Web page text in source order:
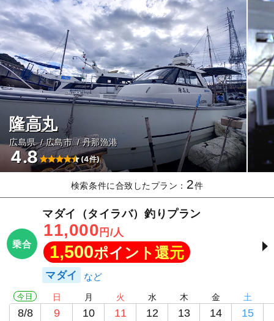
隆高丸
広島県 広島市 丹那漁港
4.8 (4件)
検索条件に合致したプラン： 2件
乗合
マダイ（タイラバ）釣りプラン
11,000 円/人
1,500ポイント還元
マダイ
今日
8/8
日
9
月
10
火
11
水
12
木
13
金
14
土
15